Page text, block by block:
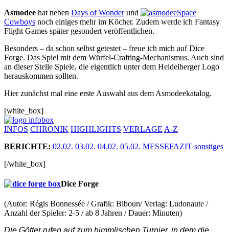
Asmodee hat neben Days of Wonderund
Space
Cowboys noch einiges mehr im Köcher. Zudem werde ich Fantasy
Flight Games später gesondert veröffentlichen.
Besonders – da schon selbst getestet – freue ich mich auf Dice
Forge. Das Spiel mit dem Würfel-Crafting-Mechanismus. Auch sind
an dieser Stelle Spiele, die eigentlich unter dem Heidelberger Logo
herauskommen sollten.
Hier zunächst mal eine erste Auswahl aus dem Asmodeekatalog.
[white_box]
INFOS CHRONIK HIGHLIGHTS VERLAGE A-Z
BERICHTE: 02.02. 03.02. 04.02. 05.02. MESSEFAZIT sonstiges
[/white_box]
Dice Forge
(Autor: Régis Bonnessée / Grafik: Biboun/ Verlag: Ludonaute /
Anzahl der Spieler: 2-5 / ab 8 Jahren / Dauer: Minuten)